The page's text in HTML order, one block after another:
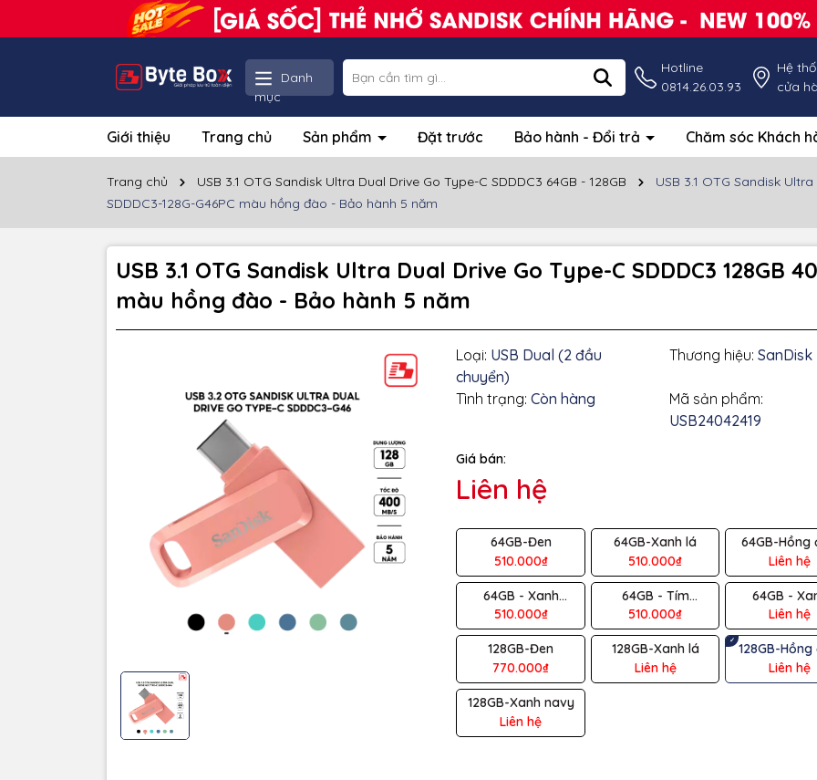
Danh
mục
Hotline
0814.26.03.93
Hệ
cửa
Giới thiệu Trang chủ Sản phẩm Đặt trước Bảo hành - Đổi trả Chăm sóc Khách
Trang chủ USB 3.1 OTG Sandisk Ultra Dual Drive Go Type-C SDDDC3 64GB - 128GB
USB 3.1 OTG Sandisk
SDDDC3-128G-G46PC màu hồng đào - Bảo hành 5 năm
USB 3.1 OTG Sandisk Ultra Dual Drive Go Type-C SDDDC3 128GB
màu hồng đào - Bảo hành 5 năm
Loại: USB Dual (2 đầu
chuyển)
Thương hiệu: SanDisk
Tình trạng: Còn hàng
Mã sản phẩm:
USB24042419
Giá bán:
Liên hệ
64GB-Đen
510.000₫
64GB-Xanh lá
510.000₫
64GB-Hồng
Liên hệ
64GB - Xanh
navagio
510.000₫
64GB - Tím
lavender
510.000₫
64GB -
Absinthe
Liên hệ
128GB-Đen
770.000₫
128GB-Xanh lá
Liên hệ
128GB-
Liên hệ
128GB-Xanh navy
Liên hệ
Thương hiệu
Dung lượng 128GB
Cổng giao tiếp USB-A 3.1/3.0/2.0, USB Type C
~400MB/s
Tốc độ ghi
Hồng đào
60 tháng